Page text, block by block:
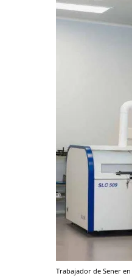
Trabajador de Sener